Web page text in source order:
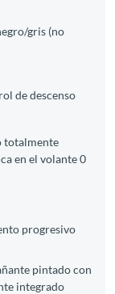
gris (no
de descenso
totalmente
en el volante 0
progresivo
pintado con
integrado